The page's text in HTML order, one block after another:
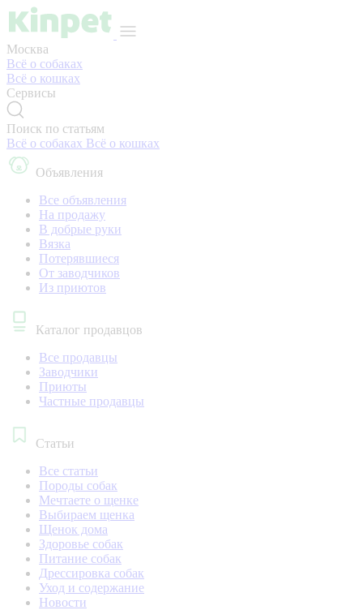
Москва
Всё о собаках
Всё о кошках
Сервисы
Поиск по статьям
Всё о собаках Всё о кошках
Объявления
Все объявления
На продажу
В добрые руки
Вязка
Потерявшиеся
От заводчиков
Из приютов
Каталог продавцов
Все продавцы
Заводчики
Приюты
Частные продавцы
Статьи
Все статьи
Породы собак
Мечтаете о щенке
Выбираем щенка
Щенок дома
Здоровье собак
Питание собак
Дрессировка собак
Уход и содержание
Новости